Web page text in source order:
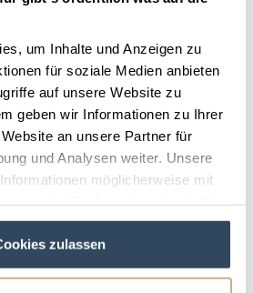
um Inhalte und Anzeigen zu
für soziale Medien anbieten
auf unsere Website zu
geben wir Informationen zu Ihrer
an unsere Partner für
und Analysen weiter. Unsere
möglicherweise mit
Rahmen Ihrer Nutzung der Dienste
zulassen
und Reiterhöfe ihre Stallplätze
Dank vieler Details
Fotos und 360°-Rundgängen
ein passendes zuhause für
EQUIOR ist es wichtig,
und die Suche für beide Seite
nur Ställe können sich auf
Auch als Reitlehrer*in,
oder als
kann man sich präsentieren.